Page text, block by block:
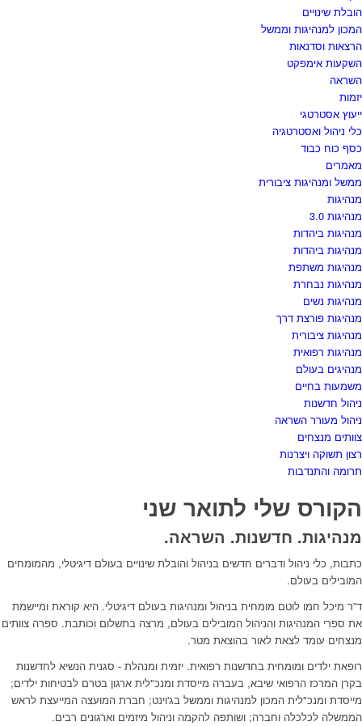
הובלת שינויים
המכון למנהיגות וממשל
הרצאות וסדנאות
השקעות אימפקט
השראה
יזמות
ייעוץ אסטרטגי
כלי ניהול ואסטרטגיה
כסף כוח כבוד
מאמרים
ממשל ומנהיגות ציבורית
מנהיגות
מנהיגות 3.0
מנהיגות ביהדות
מנהיגות ביהדות
מנהיגות משתפת
מנהיגות נבחרת
מנהיגות נשים
מנהיגות פורצת דרך
מנהיגות ציבורית
מנהיגות רפואית
מנהיגים בעולם
משמעות בחיים
ניהול חדשנות
ניהול מעורר השראה
צוותים מנצחים
רצון תשוקה ויצרנות
תרומה והתנדבות
הקורס שלי לתואר שני
מנהיגות. חדשנות. השראה.
כתבות, כלי ניהול ודברים חדשים בניהול והובלת שינויים בעולם דיגיטלי, מהמומחים
המובילים בעולם.
ד”ר מיכל חמו לוטם מומחית בניהול ומנהיגות בעולם דיגיטלי. היא קוראת ומיישמת
את ספרי המנהיגות והניהול המובילים בעולם, מרצה בתשלום וכותבת. ספרה צוותים
מנצחים עומד לצאת לאור בהוצאת מטר.
רופאת ילדים ומומחית בחדשנות רפואית. יזמית ומנהלת - סגנית הנשיא לחדשנות
בקרן המרכז הרפואי שיבא, בעברה מייסדת ומנכ"לית ארגון בטרם לבטיחות ילדים;
מייסדת ומנכ"לית המכון למנהיגות וממשל בג'וינט; חברת המועצה המייעצת לראש
הממשלה לכלכלה וחברה; ושותפה להקמה וניהול מיזמים וארגונים רבים.